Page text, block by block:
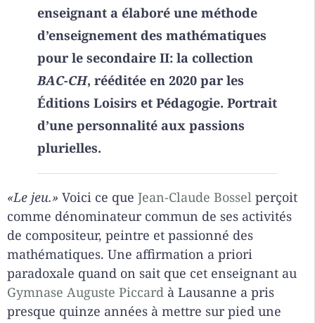
enseignant a élaboré une méthode
d’enseignement des mathématiques
pour le secondaire II: la collection
BAC-CH, rééditée en 2020 par les
Éditions Loisirs et Pédagogie. Portrait
d’une personnalité aux passions
plurielles.
«Le jeu.» Voici ce que Jean-Claude Bossel perçoit
comme dénominateur commun de ses activités
de compositeur, peintre et passionné des
mathématiques. Une affirmation a priori
paradoxale quand on sait que cet enseignant au
Gymnase Auguste Piccard à Lausanne a pris
presque quinze années à mettre sur pied une